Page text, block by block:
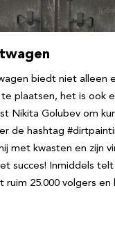
biedt niet alleen
plaatsen, het is ook
Nikita Golubev om
de hashtag
met kwasten en zijn
succes! Inmiddels telt
ruim 25.000 volgers